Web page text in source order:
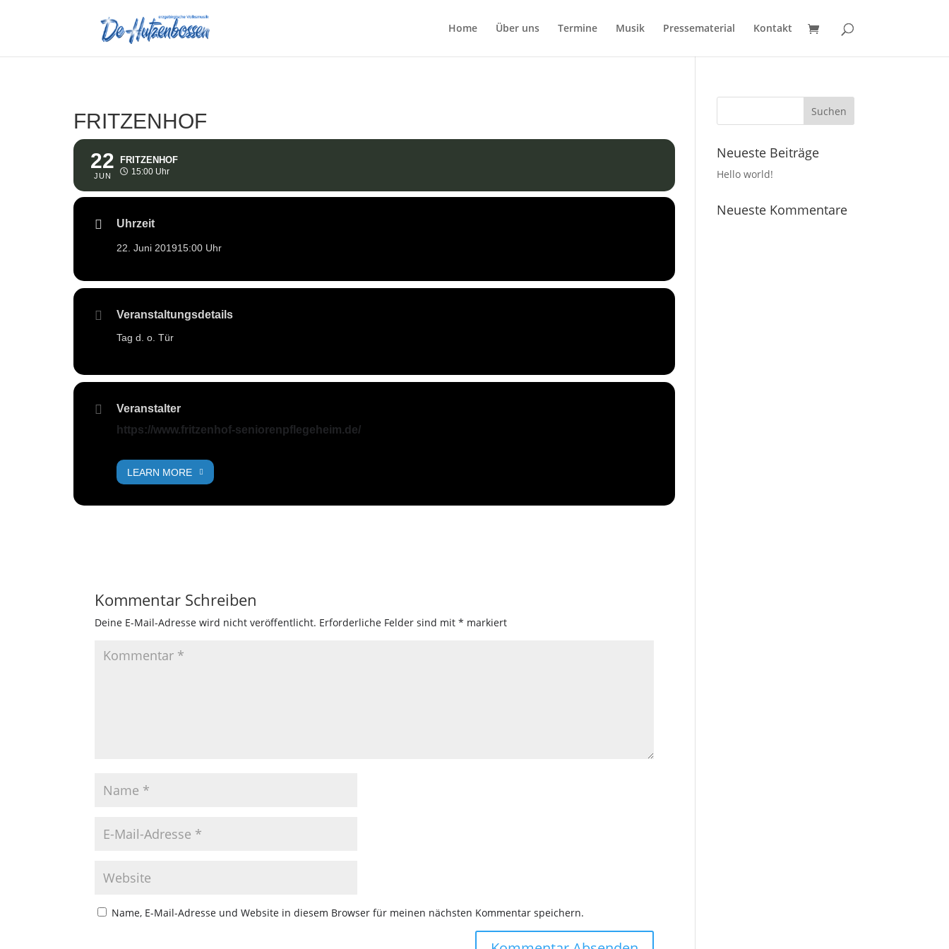
Home Über uns Termine Musik Pressematerial Kontakt
FRITZENHOF
22
JUN
FRITZENHOF
15:00 Uhr
Uhrzeit
22. Juni 201915:00 Uhr
Veranstaltungsdetails
Tag d. o. Tür
Veranstalter
https://www.fritzenhof-seniorenpflegeheim.de/
LEARN MORE
Kommentar Schreiben
Deine E-Mail-Adresse wird nicht veröffentlicht. Erforderliche Felder sind mit* markiert
Name, E-Mail-Adresse und Website in diesem Browser für meinen nächsten Kommentar speichern.
Neueste Beiträge
Hello world!
Neueste Kommentare